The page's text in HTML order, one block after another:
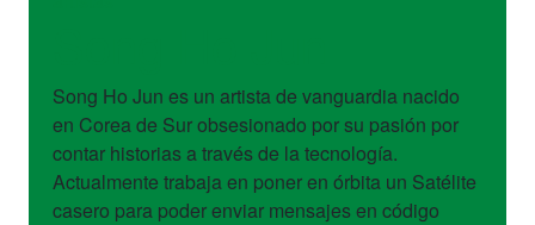
Song Ho Jun es un artista de vanguardia nacido
en Corea de Sur obsesionado por su pasión por
contar historias a través de la tecnología.
Actualmente trabaja en poner en órbita un Satélite
casero para poder enviar mensajes en código